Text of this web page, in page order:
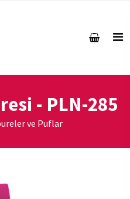
- PLN-285
ve Puflar